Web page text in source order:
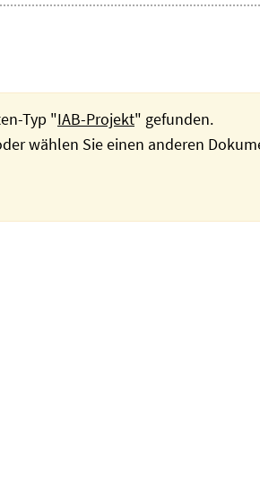
Typ "IAB-Projekt" gefunden.
wählen Sie einen anderen